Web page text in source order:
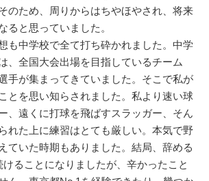
のため、周りからはちやほやされ、将来
ると思っていました。
も中学校で全て打ち砕かれました。中学
、全国大会出場を目指しているチーム
手が集まってきていました。そこで私が
とを思い知らされました。私より速い球
、遠くに打球を飛ばすスラッガー、そん
れた上に練習はとても厳しい。本気で野
ていた時期もありました。結局、辞める
けることになりましたが、辛かったこと